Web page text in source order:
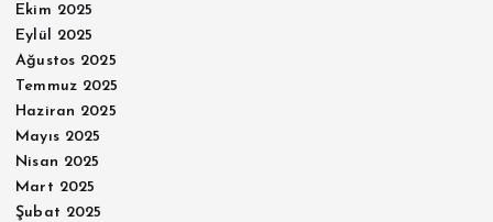
Ekim 2025
Eylül 2025
Ağustos 2025
Temmuz 2025
Haziran 2025
Mayıs 2025
Nisan 2025
Mart 2025
Şubat 2025